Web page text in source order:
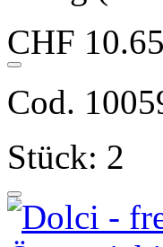
CHF 10.65
Cod.
Stück: 2